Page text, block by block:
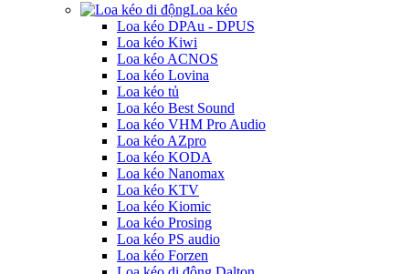
Loa kéo
Loa kéo DPAu - DPUS
Loa kéo Kiwi
Loa kéo ACNOS
Loa kéo Lovina
Loa kéo tủ
Loa kéo Best Sound
Loa kéo VHM Pro Audio
Loa kéo AZpro
Loa kéo KODA
Loa kéo Nanomax
Loa kéo KTV
Loa kéo Kiomic
Loa kéo Prosing
Loa kéo PS audio
Loa kéo Forzen